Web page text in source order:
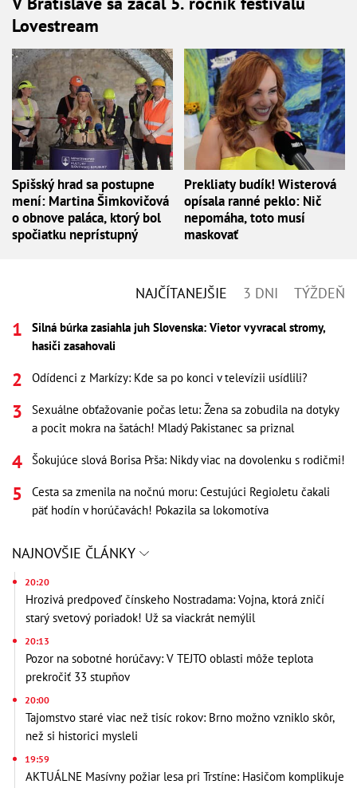
Lovestream
Spišský hrad sa postupne
mení: Martina Šimkovičová
o obnove paláca, ktorý bol
spočiatku neprístupný
Prekliaty budík! Wisterová
opísala ranné peklo: Nič
nepomáha, toto musí
maskovať
NAJČÍTANEJŠIE 3 DNI TÝŽDEŇ
Silná búrka zasiahla juh Slovenska: Vietor vyvracal stromy,
hasiči zasahovali
Odídenci z Markízy: Kde sa po konci v televízii usídlili?
Sexuálne obťažovanie počas letu: Žena sa zobudila na dotyky
a pocit mokra na šatách! Mladý Pakistanec sa priznal
Šokujúce slová Borisa Prša: Nikdy viac na dovolenku s rodičmi!
Cesta sa zmenila na nočnú moru: Cestujúci RegioJetu čakali
päť hodín v horúčavách! Pokazila sa lokomotíva
NAJNOVŠIE ČLÁNKY
20:20
Hrozivá predpoveď čínskeho Nostradama: Vojna, ktorá zničí
starý svetový poriadok! Už sa viackrát nemýlil
20:13
Pozor na sobotné horúčavy: V TEJTO oblasti môže teplota
prekročiť 33 stupňov
20:00
Tajomstvo staré viac než tisíc rokov: Brno možno vzniklo skôr,
než si historici mysleli
19:59
AKTUÁLNE Masívny požiar lesa pri Trstíne: Hasičom komplikuje